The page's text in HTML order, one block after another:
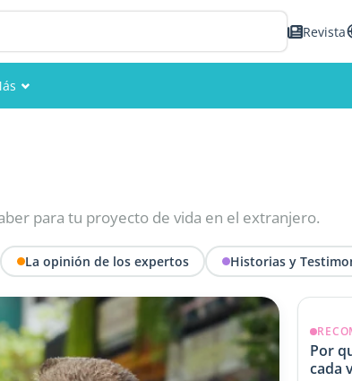
Revista
para tu proyecto de vida en el extranjero.
La opinión de los expertos Historias y
Por
cada